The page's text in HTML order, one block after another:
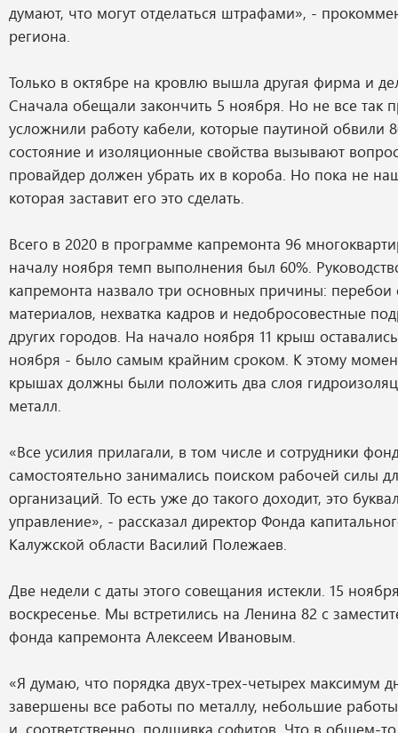
думают, что могут отделаться штрафами», -
региона.
Только в октябре на кровлю вышла другая фирма и
Сначала обещали закончить 5 ноября. Но не все так
усложнили работу кабели, которые паутиной обвили
состояние и изоляционные свойства вызывают
провайдер должен убрать их в короба. Но пока не
которая заставит его это сделать.
Всего в 2020 в программе капремонта 96
началу ноября темп выполнения был 60%.
капремонта назвало три основных причины: перебои
материалов, нехватка кадров и недобросовестные
других городов. На начало ноября 11 крыш
ноября - было самым крайним сроком. К этому
крышах должны были положить два слоя
металл.
«Все усилия прилагали, в том числе и сотрудники
самостоятельно занимались поиском рабочей силы
организаций. То есть уже до такого доходит, это
управление», - рассказал директор Фонда
Калужской области Василий Полежаев.
Две недели с даты этого совещания истекли. 15
воскресенье. Мы встретились на Ленина 82 с
фонда капремонта Алексеем Ивановым.
«Я думаю, что порядка двух-трех-четырех максимум
завершены все работы по металлу, небольшие
и, соответственно, подшивка софитов. Что в общем-